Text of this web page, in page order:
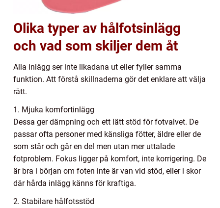
Olika typer av hålfotsinlägg
och vad som skiljer dem åt
Alla inlägg ser inte likadana ut eller fyller samma
funktion. Att förstå skillnaderna gör det enklare att välja
rätt.
1. Mjuka komfortinlägg
Dessa ger dämpning och ett lätt stöd för fotvalvet. De
passar ofta personer med känsliga fötter, äldre eller de
som står och går en del men utan mer uttalade
fotproblem. Fokus ligger på komfort, inte korrigering. De
är bra i början om foten inte är van vid stöd, eller i skor
där hårda inlägg känns för kraftiga.
2. Stabilare hålfotsstöd